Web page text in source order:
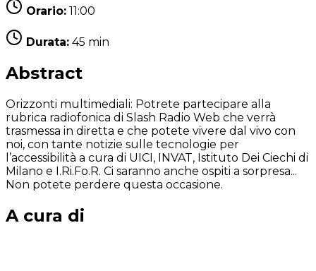
Orario: 11:00
Durata: 45 min
Abstract
Orizzonti multimediali: Potrete partecipare alla
rubrica radiofonica di Slash Radio Web che verrà
trasmessa in diretta e che potete vivere dal vivo con
noi, con tante notizie sulle tecnologie per
l’accessibilità a cura di UICI, INVAT, Istituto Dei Ciechi di
Milano e I.Ri.Fo.R. Ci saranno anche ospiti a sorpresa...
Non potete perdere questa occasione.
A cura di